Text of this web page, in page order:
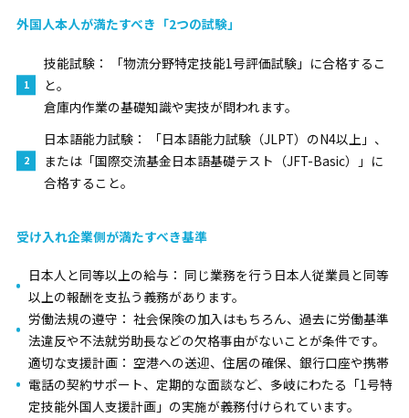
外国人本人が満たすべき「2つの試験」
技能試験：
「物流分野特定技能1号評価試験」に合格するこ
と。
倉庫内作業の基礎知識や実技が問われます。
日本語能力試験：
「日本語能力試験（JLPT）のN4以上」、
または「国際交流基金日本語基礎テスト（JFT-Basic）」に
合格すること。
受け入れ企業側が満たすべき基準
日本人と同等以上の給与： 同じ業務を行う日本人従業員と同等
以上の報酬を支払う義務があります。
労働法規の遵守： 社会保険の加入はもちろん、過去に労働基準
法違反や不法就労助長などの欠格事由がないことが条件です。
適切な支援計画： 空港への送迎、住居の確保、銀行口座や携帯
電話の契約サポート、定期的な面談など、多岐にわたる「1号特
定技能外国人支援計画」の実施が義務付けられています。